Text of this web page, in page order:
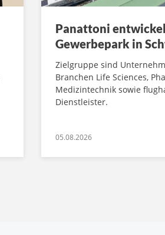
Panattoni
Gewerbepark in
Zielgruppe sind
Branchen Life Sciences,
Medizintechnik sowie
Dienstleister.
05.08.2026